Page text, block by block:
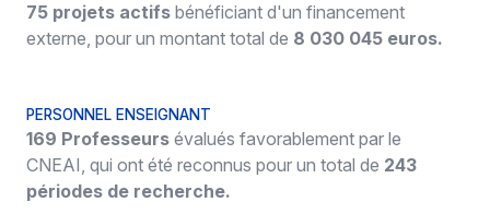
75 projets actifs bénéficiant d'un financement
externe, pour un montant total de 8 030 045 euros.
PERSONNEL ENSEIGNANT
169 Professeurs évalués favorablement par le
CNEAI, qui ont été reconnus pour un total de 243
périodes de recherche.